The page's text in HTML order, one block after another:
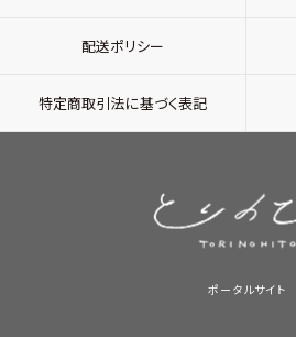
配送ポリシー
特定商取引法に基づく表記
ポータルサイト